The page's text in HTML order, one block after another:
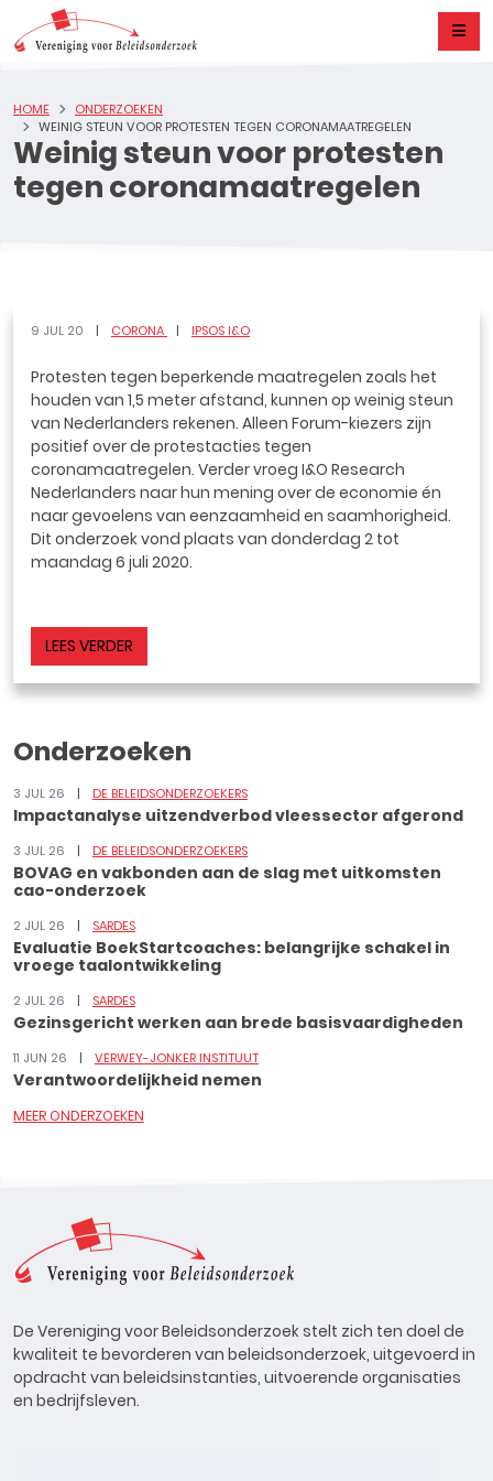
Weinig steun voor protesten
tegen coronamaatregelen
HOME
ONDERZOEKEN
WEINIG STEUN VOOR PROTESTEN TEGEN CORONAMAATREGELEN
9 JUL 20 CORONA IPSOS I&O
Protesten tegen beperkende maatregelen zoals het
houden van 1,5 meter afstand, kunnen op weinig steun
van Nederlanders rekenen. Alleen Forum-kiezers zijn
positief over de protestacties tegen
coronamaatregelen. Verder vroeg I&O Research
Nederlanders naar hun mening over de economie én
naar gevoelens van eenzaamheid en saamhorigheid.
Dit onderzoek vond plaats van donderdag 2 tot
maandag 6 juli 2020.
LEES VERDER
Onderzoeken
3 JUL 26 DE BELEIDSONDERZOEKERS
Impactanalyse uitzendverbod vleessector afgerond
3 JUL 26 DE BELEIDSONDERZOEKERS
BOVAG en vakbonden aan de slag met uitkomsten
cao-onderzoek
2 JUL 26 SARDES
Evaluatie BoekStartcoaches: belangrijke schakel in
vroege taalontwikkeling
2 JUL 26 SARDES
Gezinsgericht werken aan brede basisvaardigheden
11 JUN 26 VERWEY-JONKER INSTITUUT
Verantwoordelijkheid nemen
MEER ONDERZOEKEN
De Vereniging voor Beleidsonderzoek stelt zich ten doel de
kwaliteit te bevorderen van beleidsonderzoek, uitgevoerd in
opdracht van beleidsinstanties, uitvoerende organisaties
en bedrijfsleven.